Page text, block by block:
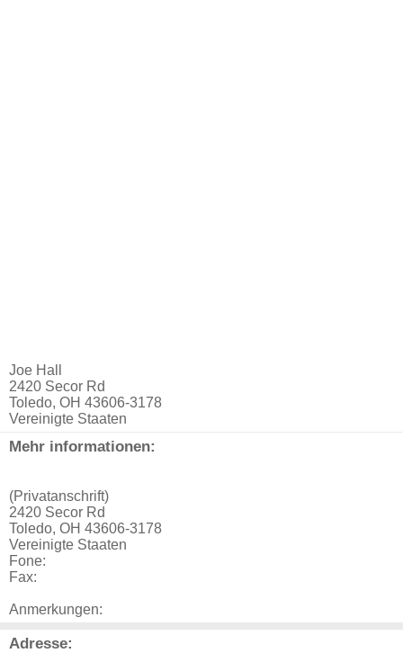
Joe Hall
2420 Secor Rd
Toledo, OH 43606-3178
Vereinigte Staaten
Mehr informationen:
(Privatanschrift)
2420 Secor Rd
Toledo, OH 43606-3178
Vereinigte Staaten
Fone:
Fax:
Anmerkungen:
Adresse: